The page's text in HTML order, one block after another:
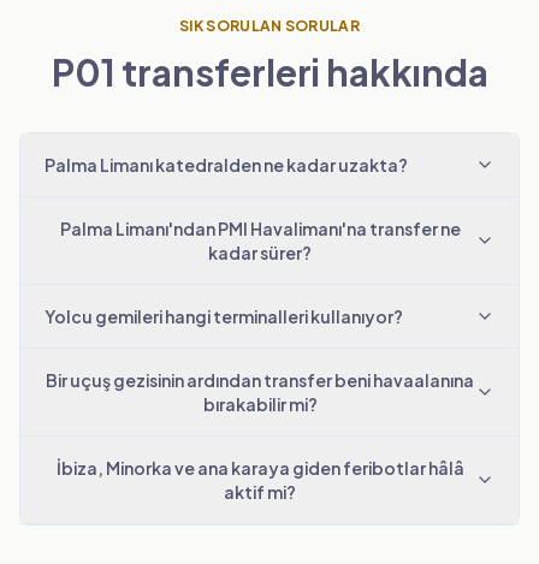
SIK SORULAN SORULAR
P01 transferleri hakkında
Palma Limanı katedralden ne kadar uzakta?
Palma Limanı'ndan PMI Havalimanı'na transfer ne
kadar sürer?
Yolcu gemileri hangi terminalleri kullanıyor?
Bir uçuş gezisinin ardından transfer beni havaalanına
bırakabilir mi?
İbiza, Minorka ve ana karaya giden feribotlar hâlâ
aktif mi?